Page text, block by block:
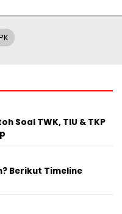
Soal TWK, TIU & TKP
Berikut Timeline